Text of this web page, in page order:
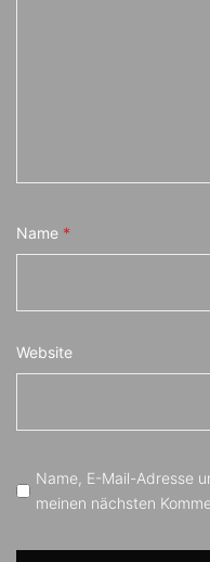
Name *
Website
Name, E-Mail-Adresse
meinen nächsten